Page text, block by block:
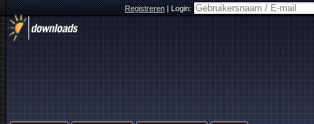
Registreren|Login: